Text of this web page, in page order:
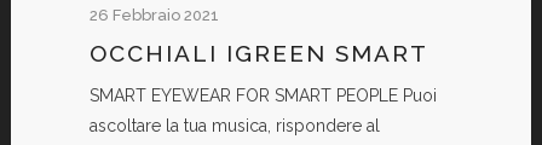
26 Febbraio 2021
OCCHIALI IGREEN SMART
SMART EYEWEAR FOR SMART PEOPLE Puoi
ascoltare la tua musica, rispondere al